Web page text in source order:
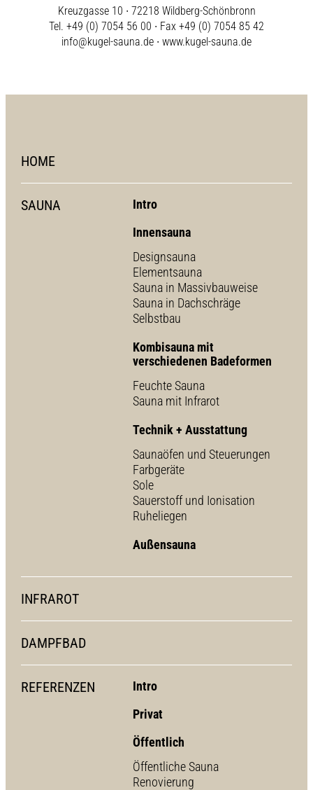
Kreuzgasse 10 ∙ 72218 Wildberg-Schönbronn
Tel. +49 (0) 7054 56 00 ∙ Fax +49 (0) 7054 85 42
info@kugel-sauna.de ∙ www.kugel-sauna.de
HOME
SAUNA
Intro
Innensauna
Designsauna
Elementsauna
Sauna in Massivbauweise
Sauna in Dachschräge
Selbstbau
Kombisauna mit
verschiedenen Badeformen
Feuchte Sauna
Sauna mit Infrarot
Technik + Ausstattung
Saunaöfen und Steuerungen
Farbgeräte
Sole
Sauerstoff und Ionisation
Ruheliegen
Außensauna
INFRAROT
DAMPFBAD
REFERENZEN
Intro
Privat
Öffentlich
Öffentliche Sauna
Renovierung